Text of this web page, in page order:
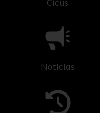
Cicus
Noticias